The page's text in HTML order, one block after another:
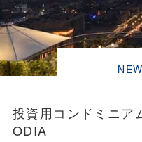
投資用コンドミニ
ODIA